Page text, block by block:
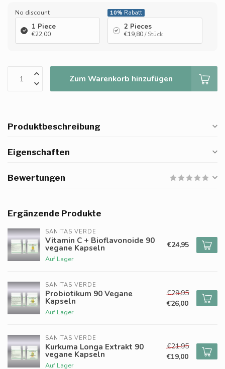
No discount
1 Piece
€22,00
10% Rabatt
2 Pieces
€19,80 / Stück
Zum Warenkorb hinzufügen
Produktbeschreibung
Eigenschaften
Bewertungen
Ergänzende Produkte
SANITAS VERDE
Vitamin C + Bioflavonoide 90
vegane Kapseln
Auf Lager
€24,95
SANITAS VERDE
Probiotikum 90 Vegane
Kapseln
Auf Lager
€29,95
€26,00
SANITAS VERDE
Kurkuma Longa Extrakt 90
vegane Kapseln
Auf Lager
€21,95
€19,00